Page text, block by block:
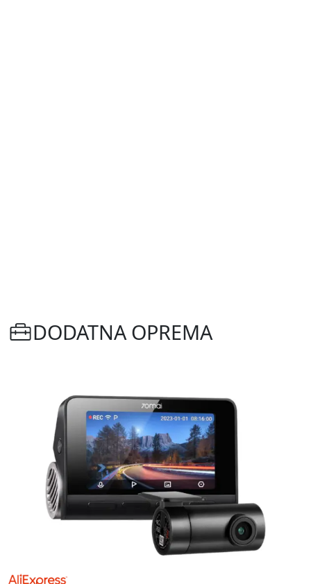
DODATNA OPREMA